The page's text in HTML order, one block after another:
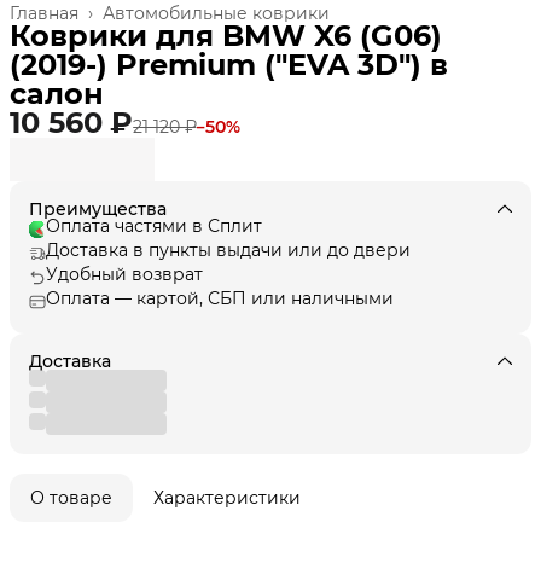
Автомобильные коврики
Главная ›
Коврики для BMW X6 (G06)
(2019-) Premium ("EVA 3D") в
cалон
10 560 ₽21 120 ₽−50%
Преимущества
Оплата частями в Сплит
Доставка в пункты выдачи или до двери
Удобный возврат
Оплата — картой, СБП или наличными
Доставка
О товаре Характеристики